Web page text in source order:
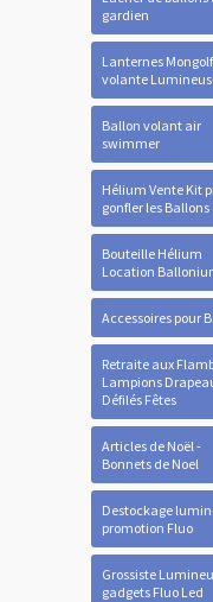
gardien
Lanternes
volante
Ballon volant air
swimmer
Hélium Vente Kit
gonfler les Ballons
Bouteille Hélium
Location
Accessoires pour
Retraite aux
Lampions
Défilés Fêtes
Articles de Noël -
Bonnets de Noel
Destockage
promotion Fluo
Grossiste
gadgets Fluo Led